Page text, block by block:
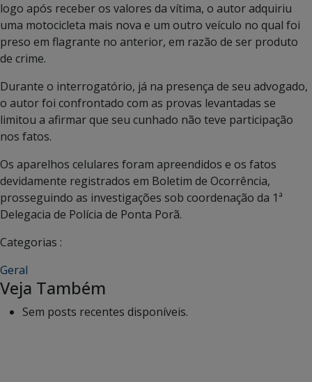
logo após receber os valores da vítima, o autor adquiriu
uma motocicleta mais nova e um outro veículo no qual foi
preso em flagrante no anterior, em razão de ser produto
de crime.
Durante o interrogatório, já na presença de seu advogado,
o autor foi confrontado com as provas levantadas se
limitou a afirmar que seu cunhado não teve participação
nos fatos.
Os aparelhos celulares foram apreendidos e os fatos
devidamente registrados em Boletim de Ocorrência,
prosseguindo as investigações sob coordenação da 1ª
Delegacia de Polícia de Ponta Porã.
Categorias :
Geral
Veja Também
Sem posts recentes disponíveis.